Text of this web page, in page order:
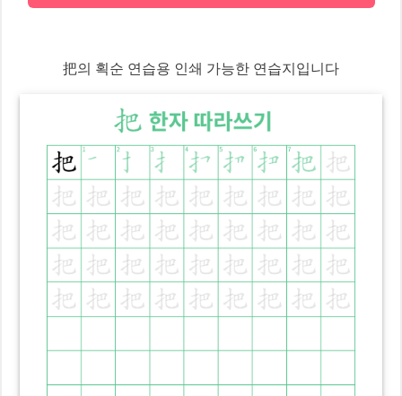
把의 획순 연습용 인쇄 가능한 연습지입니다